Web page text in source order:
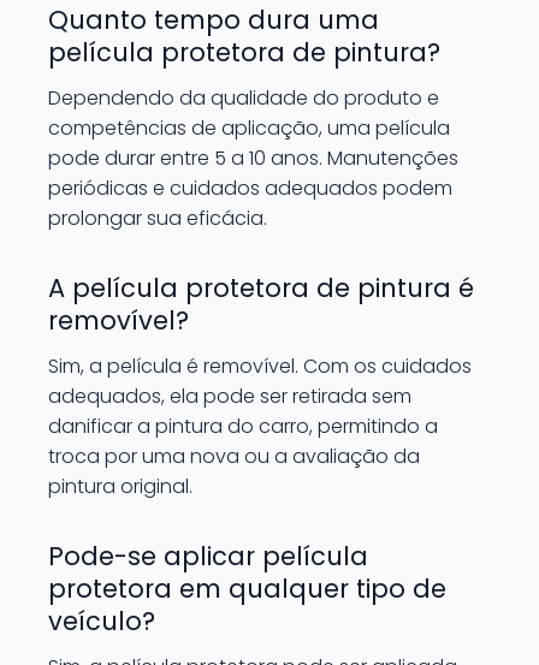
Quanto tempo dura uma
película protetora de pintura?
Dependendo da qualidade do produto e
competências de aplicação, uma película
pode durar entre 5 a 10 anos. Manutenções
periódicas e cuidados adequados podem
prolongar sua eficácia.
A película protetora de pintura é
removível?
Sim, a película é removível. Com os cuidados
adequados, ela pode ser retirada sem
danificar a pintura do carro, permitindo a
troca por uma nova ou a avaliação da
pintura original.
Pode-se aplicar película
protetora em qualquer tipo de
veículo?